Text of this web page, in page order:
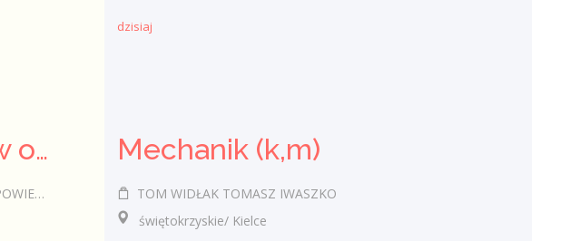
z tym radzą sobie starsi pracownicy?
2 lutego 2021
Jak zmienić pracę fizyczną na biurową?
dzisiaj
Mechanik samochodów osobowych (k,m) Mechanik (k,m)
TOM WIDŁAK TOMASZ IWASZKO
świętokrzyskie/ Kielce